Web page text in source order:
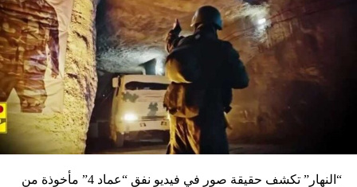
“النهار” تكشف حقيقة صور في فيديو نفق “عماد 4” مأخوذة من